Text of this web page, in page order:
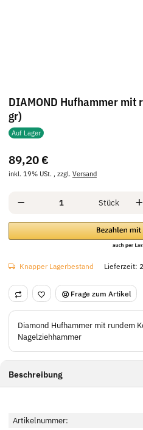
DIAMOND Hufhammer mit
gr)
Auf Lager
89,20 €
inkl. 19% USt. , zzgl. Versand
Stück
Knapper Lagerbestand Lieferzeit:
Frage zum Artikel
Diamond Hufhammer mit rundem
Nagelziehhammer
Beschreibung
Artikelnummer: